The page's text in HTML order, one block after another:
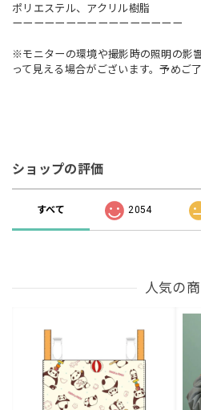
ポリエステル、アクリル樹脂
ーーーーーーーーーーーーーーーー
※モニターの環境や撮影時の照明の影
って見える場合がございます。予めご
ショップの評価
すべて 2054
人気の